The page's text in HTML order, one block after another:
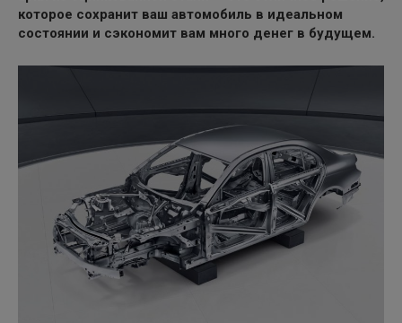
которое сохранит ваш автомобиль в идеальном
состоянии и сэкономит вам много денег в будущем.